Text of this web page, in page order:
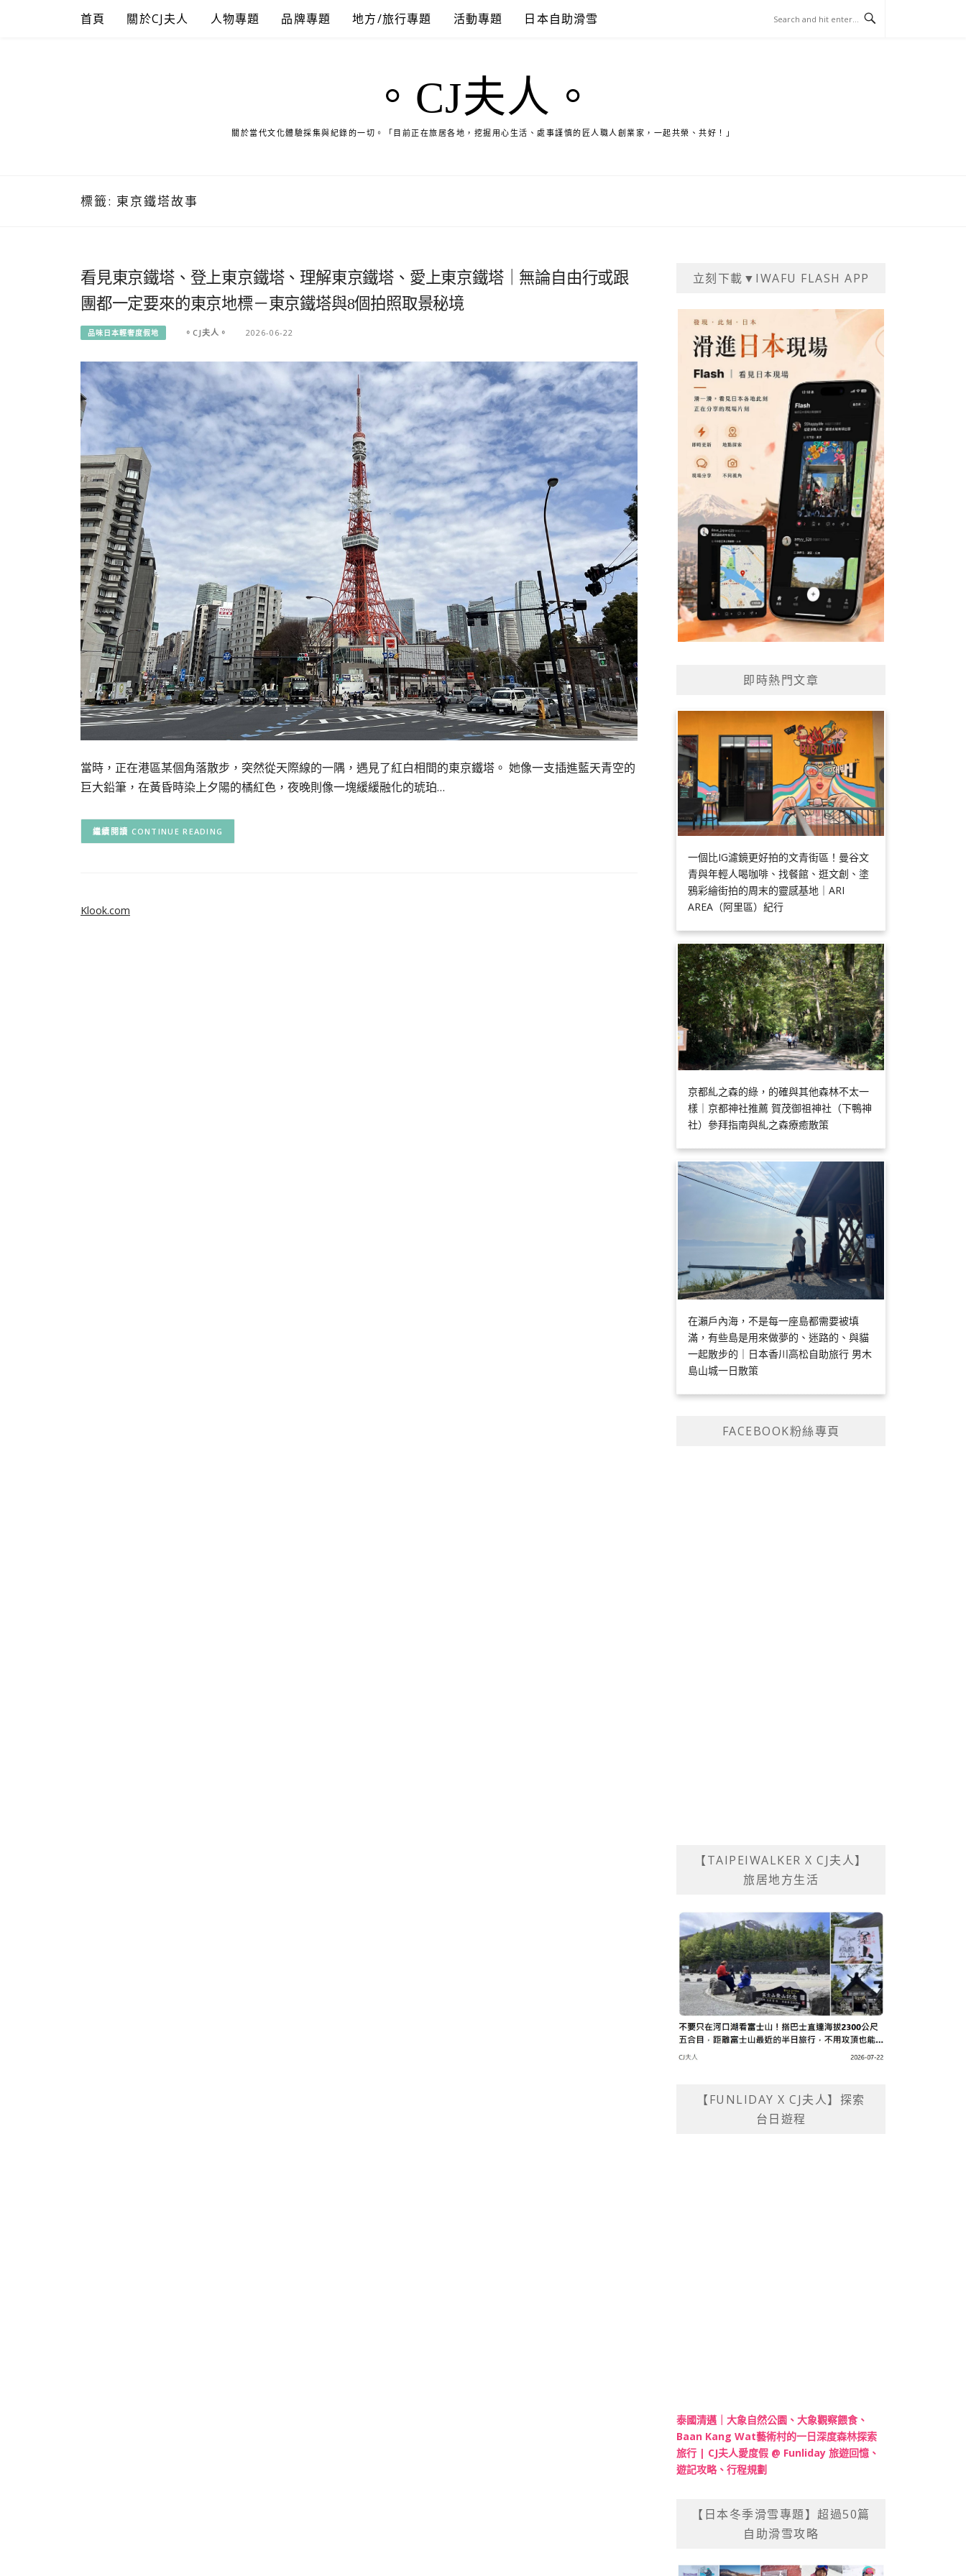
首頁 關於CJ夫人 人物專題 品牌專題 地方/旅行專題 活動專題 日本自助滑雪
。CJ夫人。
關於當代文化體驗採集與紀錄的一切。「目前正在旅居各地，挖掘用心生活、處事謹慎的匠人職人創業家，一起共榮、共好！」
標籤: 東京鐵塔故事
看見東京鐵塔、登上東京鐵塔、理解東京鐵塔、愛上東京鐵塔｜無論自由行或跟
團都一定要來的東京地標－東京鐵塔與8個拍照取景秘境
品味日本輕奢度假地 。CJ夫人。 2026-06-22
當時，正在港區某個角落散步，突然從天際線的一隅，遇見了紅白相間的東京鐵塔。 她像一支插進藍天青空的
巨大鉛筆，在黃昏時染上夕陽的橘紅色，夜晚則像一塊緩緩融化的琥珀…
CONTINUE READING
立刻下載▼IWAFU FLASH APP
即時熱門文章
一個比IG濾鏡更好拍的文青街區！曼谷文
青與年輕人喝咖啡、找餐館、逛文創、塗
鴉彩繪街拍的周末的靈感基地｜ARI
AREA（阿里區）紀行
京都糺之森的綠，的確與其他森林不太一
樣｜京都神社推薦 賀茂御祖神社（下鴨神
社）參拜指南與糺之森療癒散策
在瀨戶內海，不是每一座島都需要被填
滿，有些島是用來做夢的、迷路的、與貓
一起散步的｜日本香川高松自助旅行 男木
島山城一日散策
FACEBOOK粉絲專頁
【TAIPEIWALKER X CJ夫人】
旅居地方生活
【FUNLIDAY X CJ夫人】探索
台日遊程
泰國清邁｜大象自然公園、大象觀察餵食、
Baan Kang Wat藝術村的一日深度森林探索
旅行 | CJ夫人愛度假 @ Funliday 旅遊回憶、
遊記攻略、行程規劃
【日本冬季滑雪專題】超過50篇
自助滑雪攻略
Klook.com